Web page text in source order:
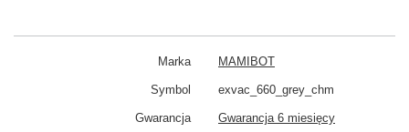
Marka MAMIBOT
Symbol exvac_660_grey_chm
Gwarancja Gwarancja 6 miesięcy